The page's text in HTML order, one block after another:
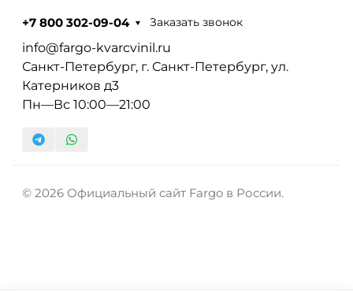
+7 800 302-09-04 Заказать звонок
info@fargo-kvarcvinil.ru
Санкт-Петербург, г. Санкт-Петербург, ул.
Катерников д3
Пн—Вс 10:00—21:00
© 2026 Официальный сайт Fargo в России.